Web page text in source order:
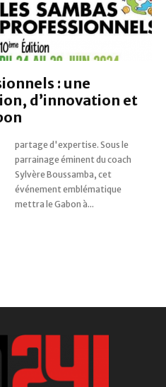
: une
d’innovation et
mettra le Gabon à...